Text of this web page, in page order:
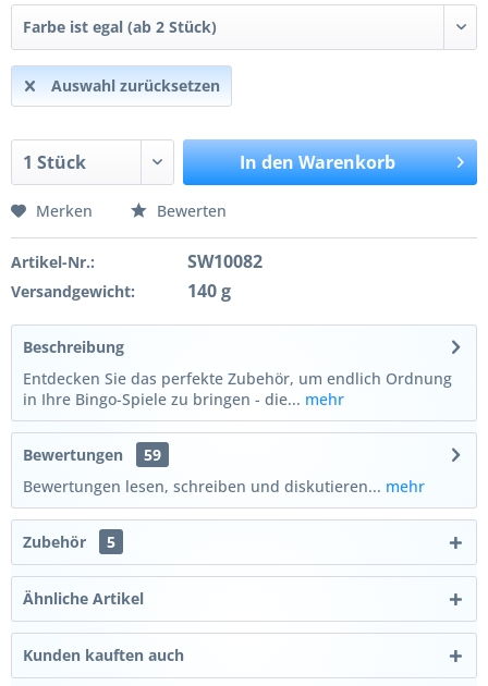
Auswahl zurücksetzen
In denWarenkorb
Merken Bewerten
Artikel-Nr.: SW10082
Versandgewicht: 140 g
Beschreibung
Entdecken Sie das perfekte Zubehör, um endlich Ordnung
in Ihre Bingo-Spiele zu bringen - die... mehr
Bewertungen
59
Bewertungen lesen, schreiben und diskutieren... mehr
Zubehör 5
Ähnliche Artikel
Kunden kauften auch